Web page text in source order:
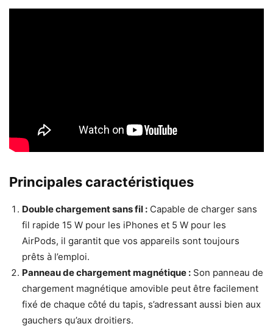
Principales caractéristiques
Double chargement sans fil : Capable de charger sans
fil rapide 15 W pour les iPhones et 5 W pour les
AirPods, il garantit que vos appareils sont toujours
prêts à l’emploi.
Panneau de chargement magnétique : Son panneau de
chargement magnétique amovible peut être facilement
fixé de chaque côté du tapis, s’adressant aussi bien aux
gauchers qu’aux droitiers.